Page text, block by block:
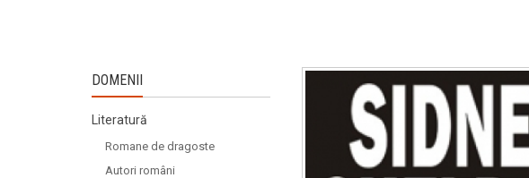
DOMENII
Literatură
Romane de dragoste
Autori români